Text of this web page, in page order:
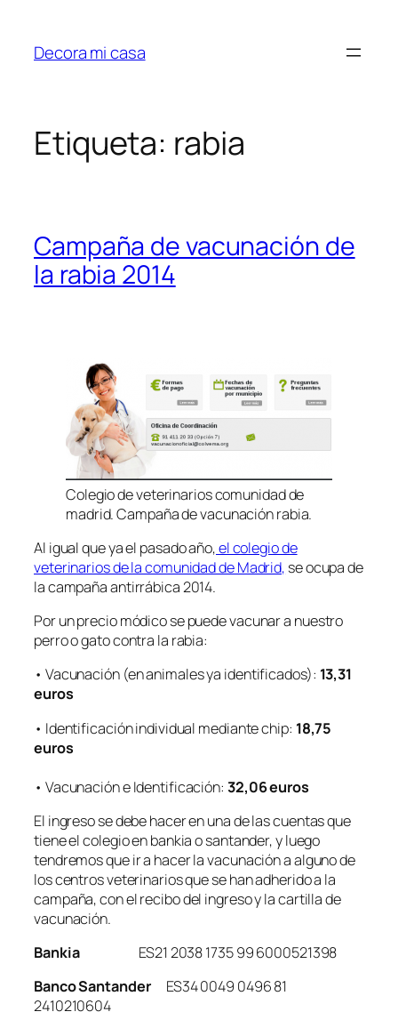
contenido
Decora mi casa
Etiqueta: rabia
Campaña de vacunación de
la rabia 2014
Colegio de veterinarios comunidad de
madrid. Campaña de vacunación rabia.
Al igual que ya el pasado año,el colegio de
veterinarios de la comunidad de Madrid, se ocupa de
la campaña antirrábica 2014.
Por un precio módico se puede vacunar a nuestro
perro o gato contra la rabia:
• Vacunación (en animales ya identificados): 13,31
euros
• Identificación individual mediante chip: 18,75
euros
• Vacunación e Identificación: 32,06 euros
El ingreso se debe hacer en una de las cuentas que
tiene el colegio en bankia o santander, y luego
tendremos que ir a hacer la vacunación a alguno de
los centros veterinarios que se han adherido a la
campaña, con el recibo del ingreso y la cartilla de
vacunación.
BankiaES21 2038 1735 99 6000521398
Banco SantanderES34 0049 0496 81
2410210604